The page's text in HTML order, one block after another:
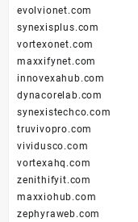
evolvionet.com
synexisplus.com
vortexonet.com
maxxifynet.com
innovexahub.com
dynacorelab.com
synexistechco.com
truvivopro.com
vividusco.com
vortexahq.com
zenithifyit.com
maxxiohub.com
zephyraweb.com